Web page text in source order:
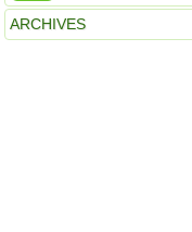
ARCHIVES